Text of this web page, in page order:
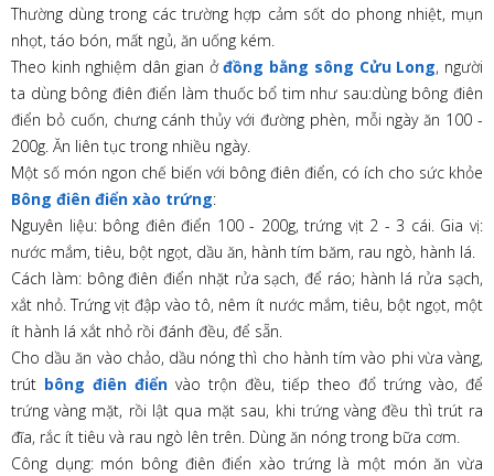
Thường dùng trong các trường hợp cảm sốt do phong nhiệt, mụn
nhọt, táo bón, mất ngủ, ăn uống kém.
Theo kinh nghiệm dân gian ởđồng bằng sông Cửu Long, người
ta dùng bông điên điển làm thuốc bổ tim như sau:dùng bông điên
điển bỏ cuốn, chưng cánh thủy với đường phèn, mỗi ngày ăn 100 -
200g. Ăn liên tục trong nhiều ngày.
Một số món ngon chế biến với bông điên điển, có ích cho sức khỏe
Bông điên điển xào trứng:
Nguyên liệu: bông điên điển 100 - 200g, trứng vịt 2 - 3 cái. Gia vị:
nước mắm, tiêu, bột ngọt, dầu ăn, hành tím băm, rau ngò, hành lá.
Cách làm: bông điên điển nhặt rửa sạch, để ráo; hành lá rửa sạch,
xắt nhỏ. Trứng vịt đập vào tô, nêm ít nước mắm, tiêu, bột ngọt, một
ít hành lá xắt nhỏ rồi đánh đều, để sẵn.
Cho dầu ăn vào chảo, dầu nóng thì cho hành tím vào phi vừa vàng,
trút bông điên điển vào trộn đều, tiếp theo đổ trứng vào, để
trứng vàng mặt, rồi lật qua mặt sau, khi trứng vàng đều thì trút ra
đĩa, rắc ít tiêu và rau ngò lên trên. Dùng ăn nóng trong bữa cơm.
Công dụng: món bông điên điển xào trứng là một món ăn vừa